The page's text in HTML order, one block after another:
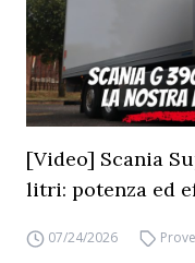
[Video] Scania
litri: potenza ed
07/24/2026 Prove